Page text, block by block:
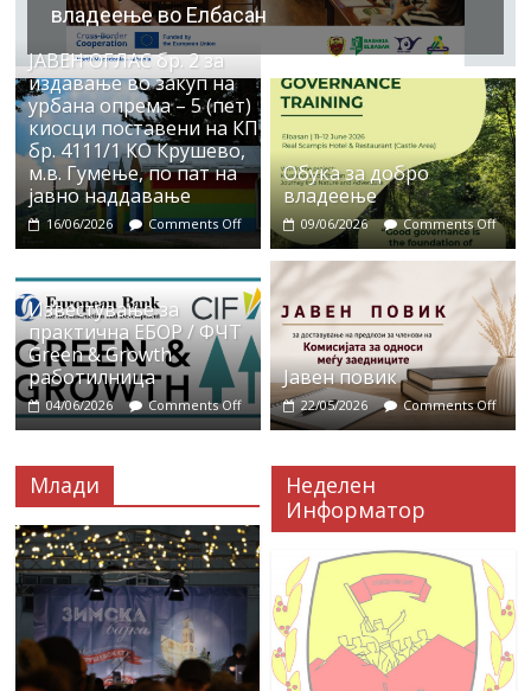
владеење во Елбасан
ЈАВЕН ОГЛАС бр. 2 за
издавање во закуп на
урбана опрема – 5 (пет)
киосци поставени на КП
бр. 4111/1 КО Крушево,
м.в. Гумење, по пат на
јавно наддавање
16/06/2026 Comments Off
Обука за добро
владеење
09/06/2026 Comments Off
Известување за
практична ЕБОР / ФЧТ
Green & Growth
работилница
04/06/2026 Comments Off
Јавен повик
22/05/2026 Comments Off
Млади
Неделен
Информатор